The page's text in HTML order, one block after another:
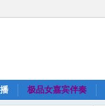
极品女嘉宾伴奏